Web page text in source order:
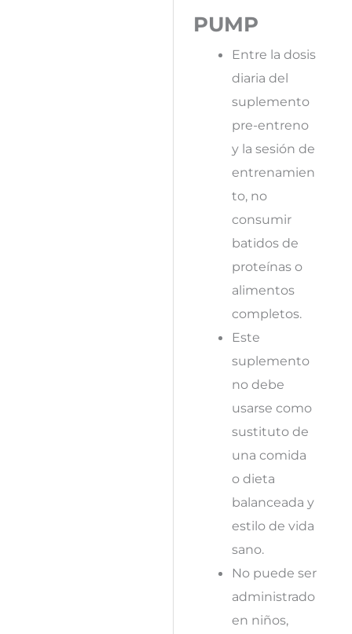
PUMP
Entre la dosis
diaria del
suplemento
pre-entreno
y la sesión de
entrenamien
to, no
consumir
batidos de
proteínas o
alimentos
completos.
Este
suplemento
no debe
usarse como
sustituto de
una comida
o dieta
balanceada y
estilo de vida
sano.
No puede ser
administrado
en niños,